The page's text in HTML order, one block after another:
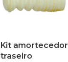
Kit amortecedor
traseiro